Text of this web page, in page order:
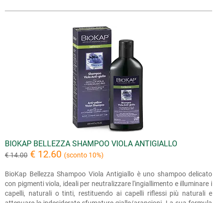
BIOKAP BELLEZZA SHAMPOO VIOLA ANTIGIALLO
€ 14.00 € 12.60 (sconto 10%)
BioKap Bellezza Shampoo Viola Antigiallo è uno shampoo delicato
con pigmenti viola, ideali per neutralizzare l'ingiallimento e illuminare i
capelli, naturali o tinti, restituendo ai capelli riflessi più naturali e